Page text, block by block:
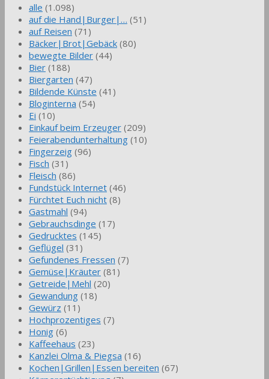
alle (1.098)
auf die Hand|Burger|… (51)
auf Reisen (71)
Bäcker|Brot|Gebäck (80)
bewegte Bilder (44)
Bier (188)
Biergarten (47)
Bildende Künste (41)
Bloginterna (54)
Ei (10)
Einkauf beim Erzeuger (209)
Feierabendunterhaltung (10)
Fingerzeig (96)
Fisch (31)
Fleisch (86)
Fundstück Internet (46)
Fürchtet Euch nicht (8)
Gastmahl (94)
Gebrauchsdinge (17)
Gedrucktes (145)
Geflügel (31)
Gefundenes Fressen (7)
Gemüse|Kräuter (81)
Getreide|Mehl (20)
Gewandung (18)
Gewürz (11)
Hochprozentiges (7)
Honig (6)
Kaffeehaus (23)
Kanzlei Olma & Piegsa (16)
Kochen|Grillen|Essen bereiten (67)